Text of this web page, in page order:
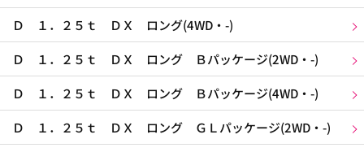
Ｄ １．２５ｔ ＤＸ ロング(4WD・-)
Ｄ １．２５ｔ ＤＸ ロング Ｂパッケージ(2WD・-)
Ｄ １．２５ｔ ＤＸ ロング Ｂパッケージ(4WD・-)
Ｄ １．２５ｔ ＤＸ ロング ＧＬパッケージ(2WD・-)